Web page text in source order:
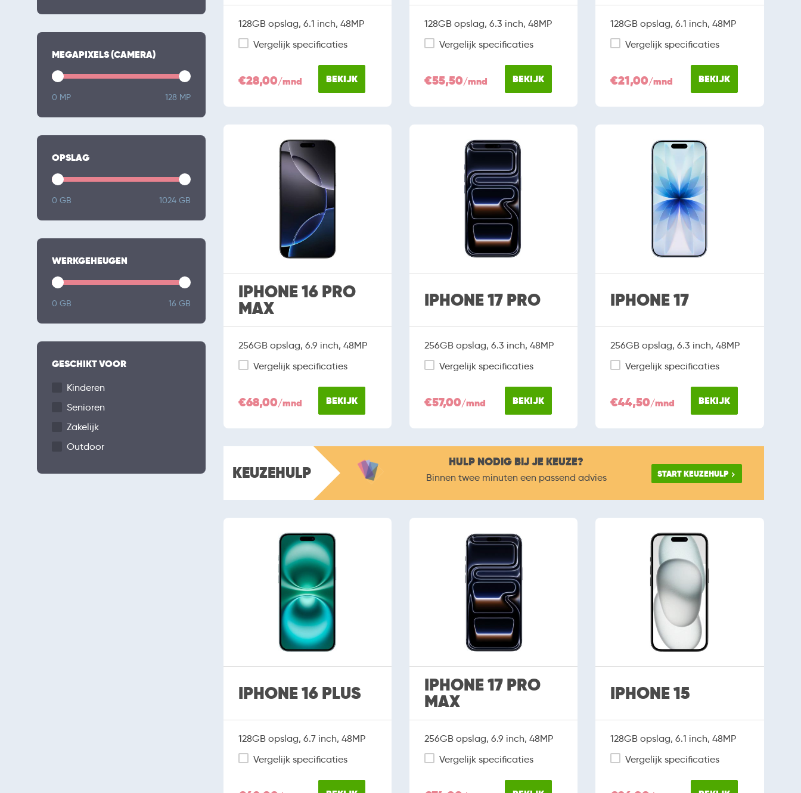
MEGAPIXELS (CAMERA)
0 MP 128 MP
OPSLAG
0 GB 1024 GB
WERKGEHEUGEN
0 GB 16 GB
GESCHIKT VOOR
Kinderen
Senioren
Zakelijk
Outdoor
128GB opslag, 6.1 inch, 48MP
Vergelijk specificaties
€28,00/mnd BEKIJK
128GB opslag, 6.3 inch, 48MP
Vergelijk specificaties
€55,50/mnd BEKIJK
128GB opslag, 6.1 inch, 48MP
Vergelijk specificaties
€21,00/mnd BEKIJK
IPHONE 16 PRO
MAX
256GB opslag, 6.9 inch, 48MP
Vergelijk specificaties
€68,00/mnd BEKIJK
IPHONE 17 PRO
256GB opslag, 6.3 inch, 48MP
Vergelijk specificaties
€57,00/mnd BEKIJK
IPHONE 17
256GB opslag, 6.3 inch, 48MP
Vergelijk specificaties
€44,50/mnd BEKIJK
KEUZEHULP
HULP NODIG BIJ JE KEUZE?
Binnen twee minuten een passend advies START KEUZEHULP
IPHONE 16 PLUS
128GB opslag, 6.7 inch, 48MP
Vergelijk specificaties
IPHONE 17 PRO
MAX
256GB opslag, 6.9 inch, 48MP
Vergelijk specificaties
IPHONE 15
128GB opslag, 6.1 inch, 48MP
Vergelijk specificaties